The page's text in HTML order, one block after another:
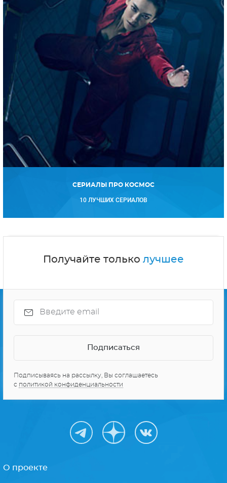
СЕРИАЛЫ ПРО КОСМОС
10 ЛУЧШИХ СЕРИАЛОВ
Получайте только лучшее
Подписываясь на рассылку, Вы соглашаетесь
с политикой конфиденциальности
О проекте